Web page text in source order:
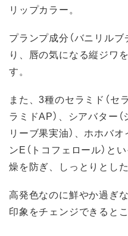
リップカラー。
プランプ成分（バニリル
り、唇の気になる縦ジワ
す。
また、3種のセラミド（
ラミドAP）、シアバター
リーブ果実油）、ホホバオ
ンE（トコフェロール）と
燥を防ぎ、しっとりとした
高発色なのに鮮やか過ぎ
印象をチェンジできると